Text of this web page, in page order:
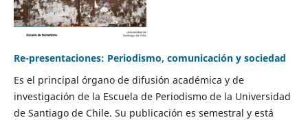
Re-presentaciones: Periodismo, comunicación y sociedad
Es el principal órgano de difusión académica y de
investigación de la Escuela de Periodismo de la Universidad
de Santiago de Chile. Su publicación es semestral y está